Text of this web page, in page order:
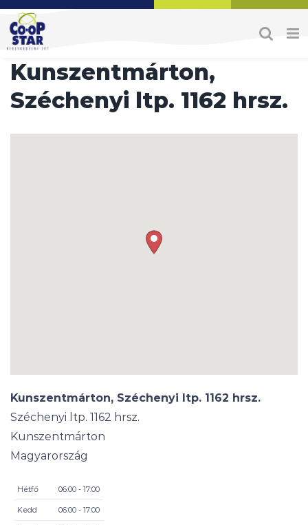
Skip
to
content
Kunszentmárton,
Széchenyi ltp. 1162 hrsz.
Kunszentmárton, Széchenyi ltp. 1162 hrsz.
Széchenyi ltp. 1162 hrsz.
Kunszentmárton
Magyarország
Hétfő 06:00 - 17:00
Kedd 06:00 - 17:00